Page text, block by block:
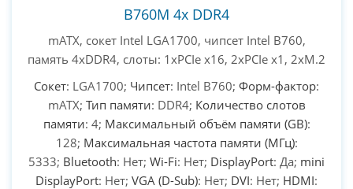
B760M 4х DDR4
mATX, сокет Intel LGA1700, чипсет Intel B760,
память 4xDDR4, слоты: 1xPCIe x16, 2xPCIe x1, 2xM.2
Сокет: LGA1700; Чипсет: Intel B760; Форм-фактор:
mATX; Тип памяти: DDR4; Количество слотов
памяти: 4; Максимальный объём памяти (GB):
128; Максимальная частота памяти (МГц):
5333; Bluetooth: Нет; Wi-Fi: Нет; DisplayPort: Да; mini
DisplayPort: Нет; VGA (D-Sub): Нет; DVI: Нет; HDMI: